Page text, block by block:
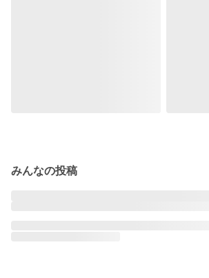
みんなの投稿